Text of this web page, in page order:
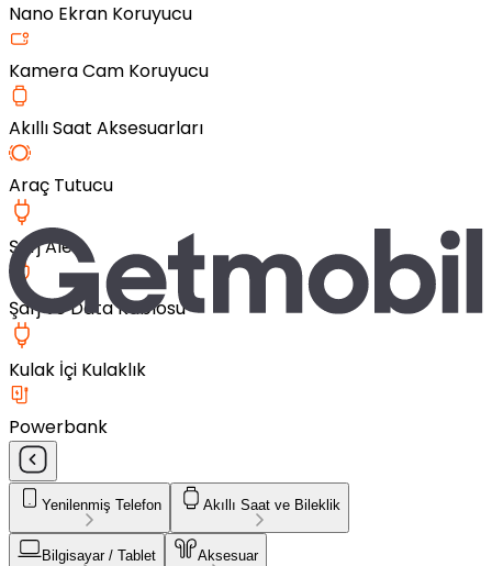
Nano Ekran Koruyucu
Kamera Cam Koruyucu
Akıllı Saat Aksesuarları
Araç Tutucu
Şarj Aleti
Şarj ve Data Kablosu
Kulak İçi Kulaklık
Powerbank
Yenilenmiş Telefon Akıllı Saat ve Bileklik
Bilgisayar / Tablet Aksesuar